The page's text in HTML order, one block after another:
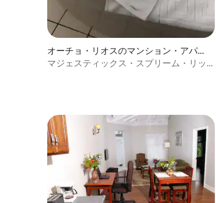
オーチョ・リオスのマンション・アパー
ト
マジェスティックス・スプリーム・リッ